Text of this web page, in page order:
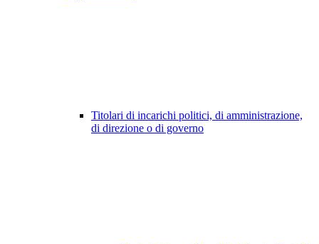
Titolari di incarichi politici, di amministrazione,
di direzione o di governo